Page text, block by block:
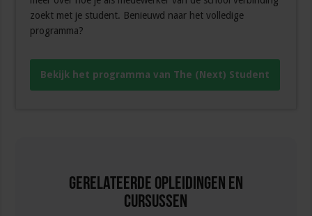
zoekt met je student. Benieuwd naar het volledige
programma?
Bekijk het programma van The (Next) Student
Gerelateerde Opleidingen en
Cursussen